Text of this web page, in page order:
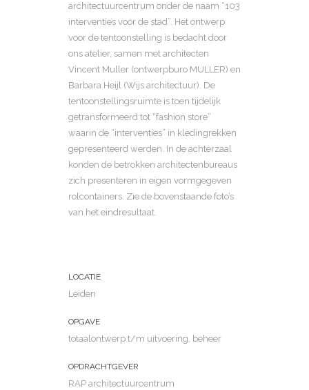
architectuurcentrum onder de naam “103
interventies voor de stad”. Het ontwerp
voor de tentoonstelling is bedacht door
ons atelier, samen met architecten
Vincent Muller (ontwerpburo MULLER) en
Barbara Heijl (Wijs architectuur). De
tentoonstellingsruimte is toen tijdelijk
getransformeerd tot “fashion store”
waarin de “interventies” in kledingrekken
gepresenteerd werden. In de achterzaal
konden de betrokken architectenbureaus
zich presenteren in eigen vormgegeven
rolcontainers. Zie de bovenstaande foto’s
van het eindresultaat.
LOCATIE
Leiden
OPGAVE
totaalontwerp t/m uitvoering, beheer
OPDRACHTGEVER
RAP architectuurcentrum